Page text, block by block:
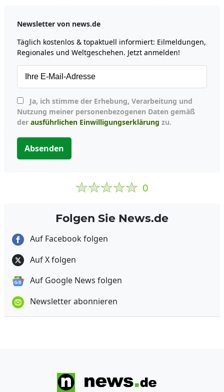
Newsletter von news.de
Täglich kostenlos & topaktuell informiert: Eilmeldungen,
Regionales und Weltgeschehen. Jetzt anmelden!
Nutzung meiner personenbezogenen Daten gemäß
der ausführlichen Einwilligungserklärung zu.
Absenden
0
Folgen Sie News.de
Auf Facebook folgen
Auf X folgen
Auf Google News folgen
Newsletter abonnieren